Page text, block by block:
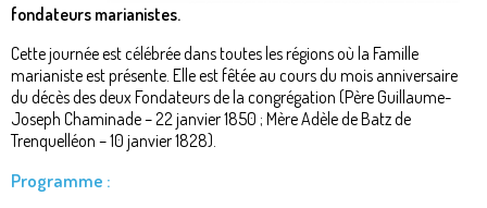
fondateurs marianistes.
Cette journée est célébrée dans toutes les régions où la Famille
marianiste est présente. Elle est fêtée au cours du mois anniversaire
du décès des deux Fondateurs de la congrégation (Père Guillaume-
Joseph Chaminade – 22 janvier 1850 ; Mère Adèle de Batz de
Trenquelléon – 10 janvier 1828).
Programme :